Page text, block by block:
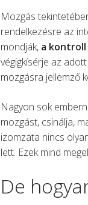
Mozgás
rendelkezésre az
mondják, a
végigkísérje az
mozgásra jellemző
Nagyon sok
mozgást, csinálja,
izomzata nincs
lett. Ezek mind
De